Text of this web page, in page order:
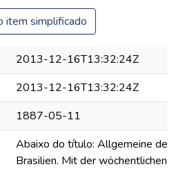
item simplificado
2013-12-16T13:32:24Z
2013-12-16T13:32:24Z
1887-05-11
Abaixo do título: Allgemeine
Brasilien. Mit der wöchentlichen